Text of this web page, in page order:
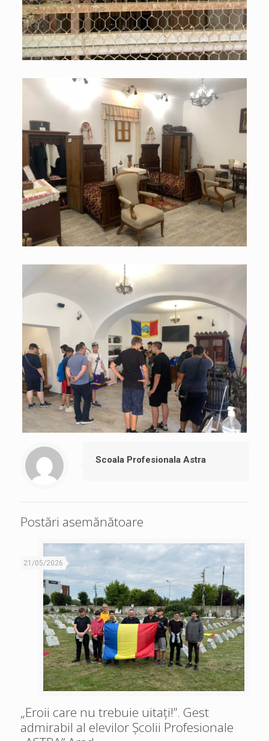
Scoala Profesionala Astra
Postări asemănătoare
21/05/2026
„Eroii care nu trebuie uitați!”. Gest
admirabil al elevilor Școlii Profesionale